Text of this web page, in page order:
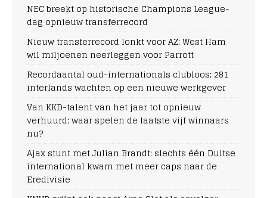
NEC breekt op historische Champions League-
dag opnieuw transferrecord
Nieuw transferrecord lonkt voor AZ: West Ham
wil miljoenen neerleggen voor Parrott
Recordaantal oud-internationals clubloos: 281
interlands wachten op een nieuwe werkgever
Van KKD-talent van het jaar tot opnieuw
verhuurd: waar spelen de laatste vijf winnaars
nu?
Ajax stunt met Julian Brandt: slechts één Duitse
international kwam met meer caps naar de
Eredivisie